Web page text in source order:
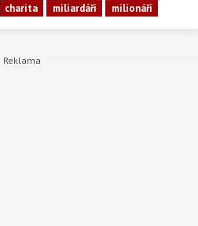
charita miliardáři milionáři